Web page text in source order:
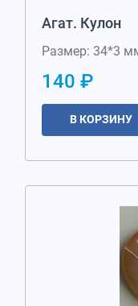
Агат. Кулон
Размер: 34*3
140 ₽
В КОРЗИНУ